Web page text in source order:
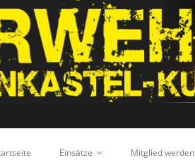
Einsätze Mitglied werden